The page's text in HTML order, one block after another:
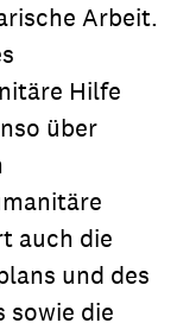
Arbeit.
Hilfe
über
auch die
und des
sowie die